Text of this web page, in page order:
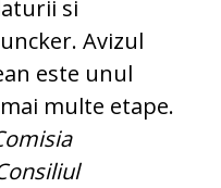
si
Avizul
este unul
multe etape.